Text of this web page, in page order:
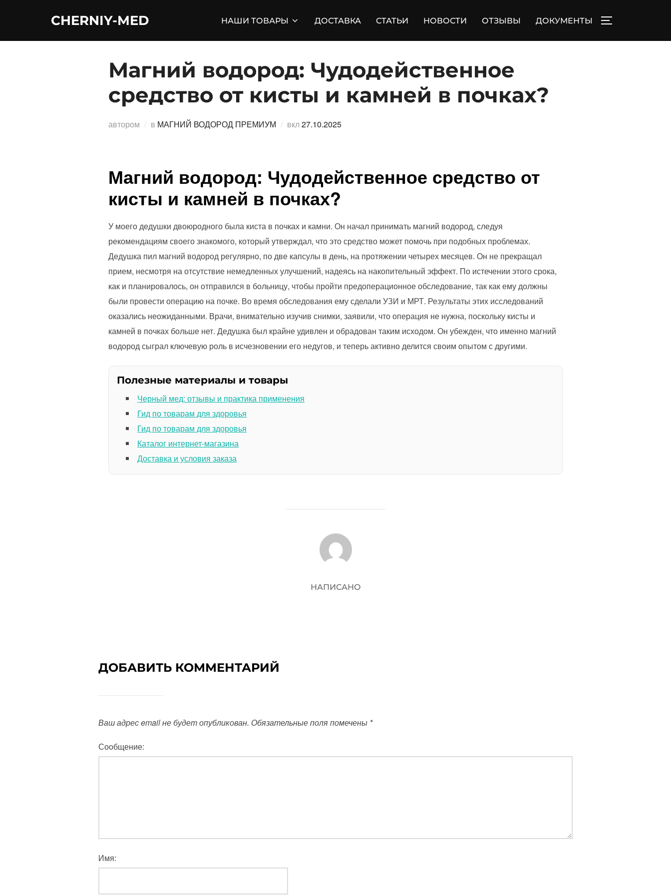
CHERNIY-MED НАШИ ТОВАРЫ ДОСТАВКА СТАТЬИ НОВОСТИ ОТЗЫВЫ ДОКУМЕНТЫ
Магний водород: Чудодейственное
средство от кисты и камней в почках?
автором в МАГНИЙ ВОДОРОД ПРЕМИУМ вклОпубликовано
27.10.2025
Магний водород: Чудодейственное средство от
кисты и камней в почках?
У моего дедушки двоюродного была киста в почках и камни. Он начал принимать магний водород, следуя
рекомендациям своего знакомого, который утверждал, что это средство может помочь при подобных проблемах.
Дедушка пил магний водород регулярно, по две капсулы в день, на протяжении четырех месяцев. Он не прекращал
прием, несмотря на отсутствие немедленных улучшений, надеясь на накопительный эффект. По истечении этого срока,
как и планировалось, он отправился в больницу, чтобы пройти предоперационное обследование, так как ему должны
были провести операцию на почке. Во время обследования ему сделали УЗИ и МРТ. Результаты этих исследований
оказались неожиданными. Врачи, внимательно изучив снимки, заявили, что операция не нужна, поскольку кисты и
камней в почках больше нет. Дедушка был крайне удивлен и обрадован таким исходом. Он убежден, что именно магний
водород сыграл ключевую роль в исчезновении его недугов, и теперь активно делится своим опытом с другими.
Полезные материалы и товары
Черный мед: отзывы и практика применения
Гид по товарам для здоровья
Гид по товарам для здоровья
Каталог интернет-магазина
Доставка и условия заказа
АВТОР ЗАПИСИ
НАПИСАНО
ДОБАВИТЬ КОММЕНТАРИЙ
Ваш адрес email не будет опубликован. Обязательные поля помечены *
Сообщение:
Имя: